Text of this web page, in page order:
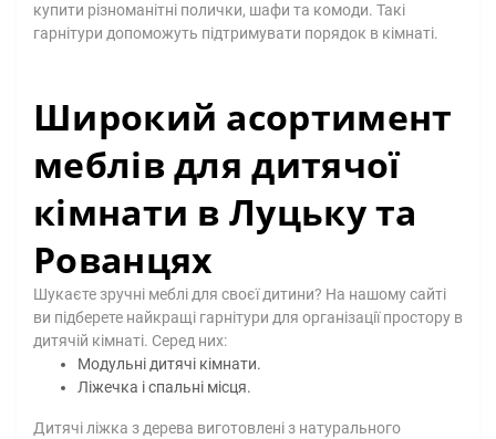
купити різноманітні полички, шафи та комоди. Такі
гарнітури допоможуть підтримувати порядок в кімнаті.
Широкий асортимент
меблів для дитячої
кімнати в Луцьку та
Рованцях
Шукаєте зручні меблі для своєї дитини? На нашому сайті
ви підберете найкращі гарнітури для організації простору в
дитячій кімнаті. Серед них:
Модульні дитячі кімнати.
Ліжечка і спальні місця.
Дитячі ліжка з дерева виготовлені з натурального